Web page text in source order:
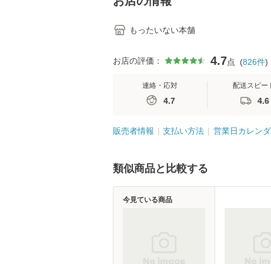
もったいない本舗
お店の評価： 4.7点 (826件)
連絡・応対
4.7
配送スピー
4.6
販売者情報 支払い方法 営業日カレン
類似商品と比較する
今見ている商品